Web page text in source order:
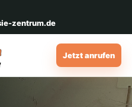
zentrum.de
Jetzt anrufen